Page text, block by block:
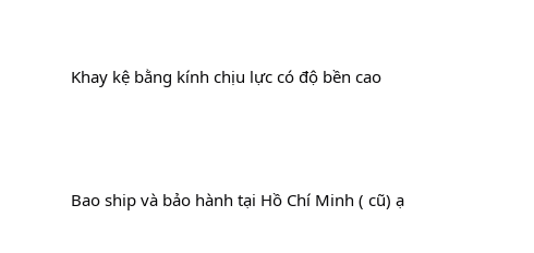
		Khay kệ bằng kính chịu lực có độ bền cao
		Bao ship và bảo hành tại Hồ Chí Minh ( cũ) ạ